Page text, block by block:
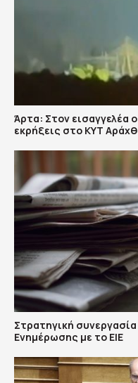
Άρτα: Στον εισαγγελέα
εκρήξεις στο ΚΥΤ
Στρατηγική συνεργασία
Ενημέρωσης με το ΕΙΕ